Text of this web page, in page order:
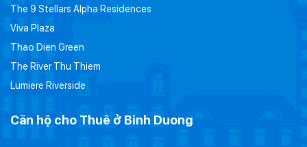
The 9 Stellars Alpha Residences
Viva Plaza
Thao Dien Green
The River Thu Thiem
Lumiere Riverside
Căn hộ cho Thuê ở Binh Duong